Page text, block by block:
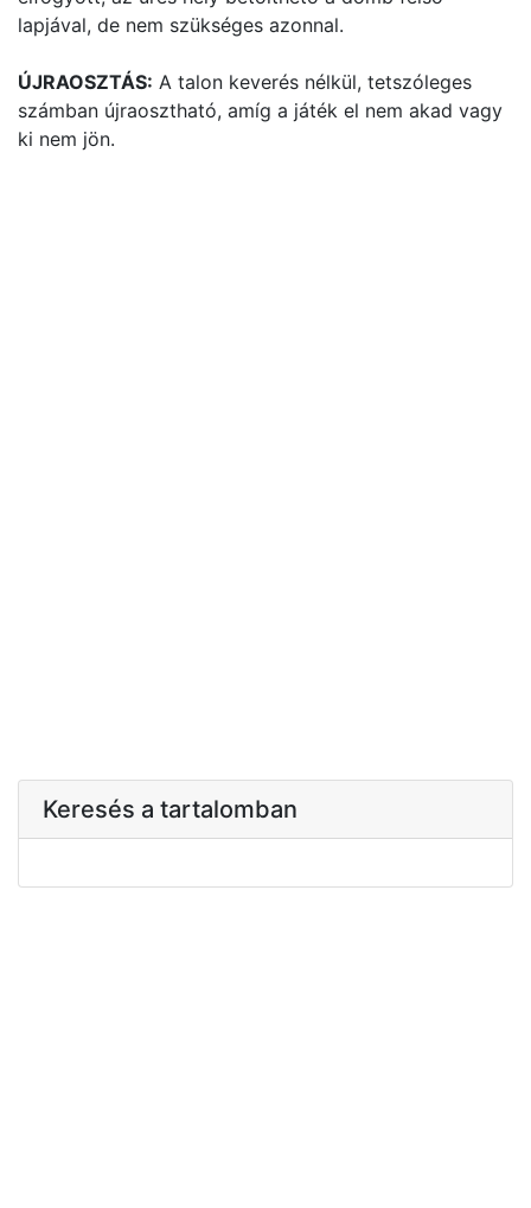
lapjával, de nem szükséges azonnal.
ÚJRAOSZTÁS: A talon keverés nélkül, tetszóleges
számban újraosztható, amíg a játék el nem akad vagy
ki nem jön.
Keresés a tartalomban